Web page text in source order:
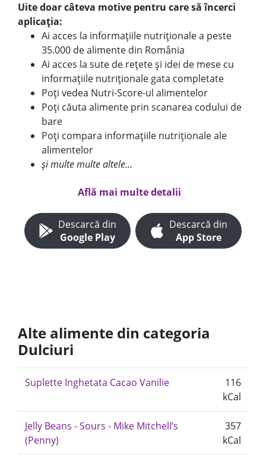
Uite doar câteva motive pentru care să încerci
aplicația:
Ai acces la informațiile nutriționale a peste
35.000 de alimente din România
Ai acces la sute de rețete și idei de mese cu
informațiile nutriționale gata completate
Poți vedea Nutri-Score-ul alimentelor
Poți căuta alimente prin scanarea codului de
bare
Poți compara informațiile nutriționale ale
alimentelor
și multe multe altele...
Află mai multe detalii
Descarcă din
Google Play
Descarcă din
App Store
Alte alimente din categoria
Dulciuri
Suplette Inghetata Cacao Vanilie
116
kCal
Jelly Beans - Sours - Mike Mitchell’s
(Penny)
357
kCal